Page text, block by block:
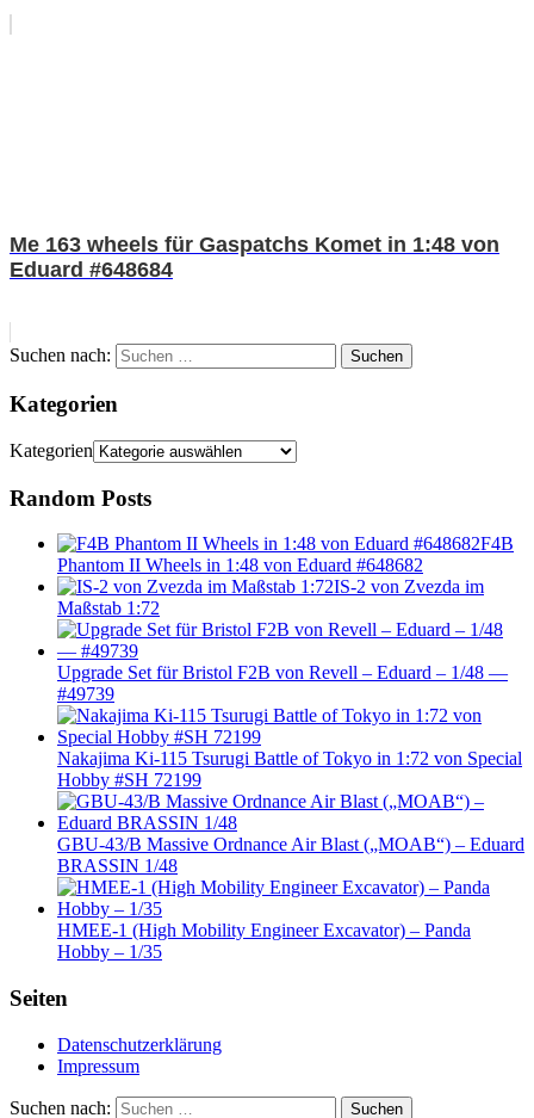
Me 163 wheels für Gaspatchs Komet in 1:48 von
Eduard #648684
Suchen nach: Suchen
Kategorien
Kategorien
Random Posts
F4B
Phantom II Wheels in 1:48 von Eduard #648682
IS-2 von Zvezda im
Maßstab 1:72
Upgrade Set für Bristol F2B von Revell – Eduard – 1/48 —
#49739
Nakajima Ki-115 Tsurugi Battle of Tokyo in 1:72 von Special
Hobby #SH 72199
GBU-43/B Massive Ordnance Air Blast („MOAB“) – Eduard
BRASSIN 1/48
HMEE-1 (High Mobility Engineer Excavator) – Panda
Hobby – 1/35
Seiten
Datenschutzerklärung
Impressum
Suchen nach: Suchen